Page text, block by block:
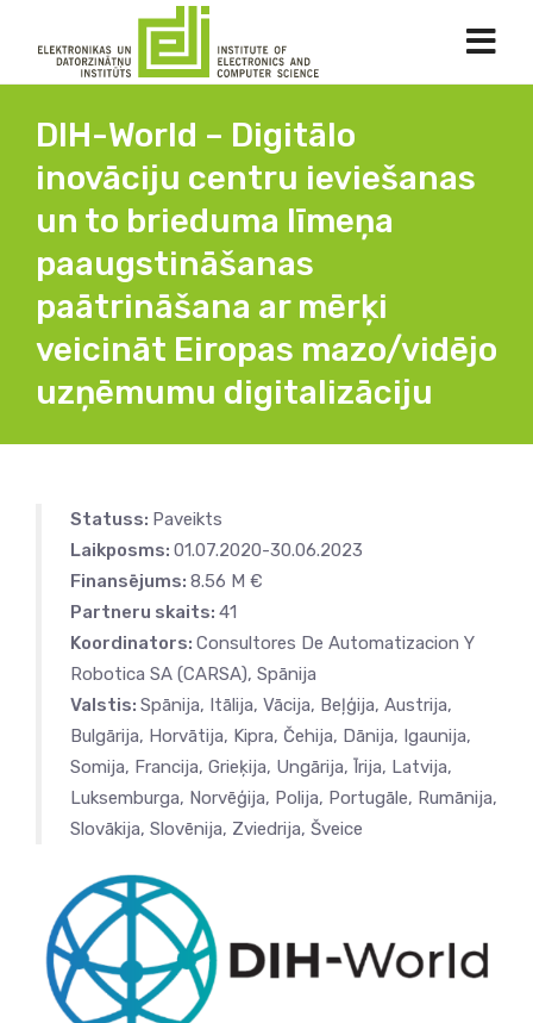
DIH-World – Digitālo
inovāciju centru ieviešanas
un to brieduma līmeņa
paaugstināšanas
paātrināšana ar mērķi
veicināt Eiropas mazo/vidējo
uzņēmumu digitalizāciju
Statuss: Paveikts
Laikposms: 01.07.2020-30.06.2023
Finansējums: 8.56 M €
Partneru skaits: 41
Koordinators: Consultores De Automatizacion Y
Robotica SA (CARSA), Spānija
Valstis: Spānija, Itālija, Vācija, Beļģija, Austrija,
Bulgārija, Horvātija, Kipra, Čehija, Dānija, Igaunija,
Somija, Francija, Grieķija, Ungārija, Īrija, Latvija,
Luksemburga, Norvēģija, Polija, Portugāle, Rumānija,
Slovākija, Slovēnija, Zviedrija, Šveice